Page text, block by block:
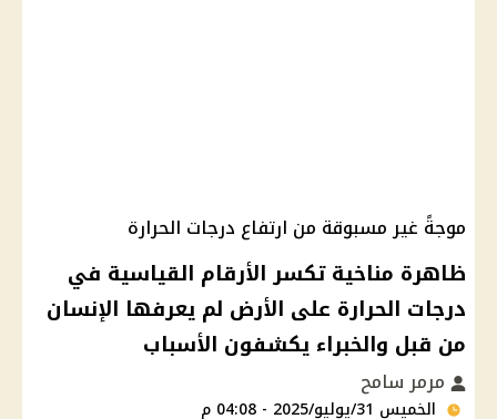
موجةً غير مسبوقة من ارتفاع درجات الحرارة
ظاهرة مناخية تكسر الأرقام القياسية في
درجات الحرارة على الأرض لم يعرفها الإنسان
من قبل والخبراء يكشفون الأسباب
مرمر سامح
الخميس 31/يوليو/2025 - 04:08 م